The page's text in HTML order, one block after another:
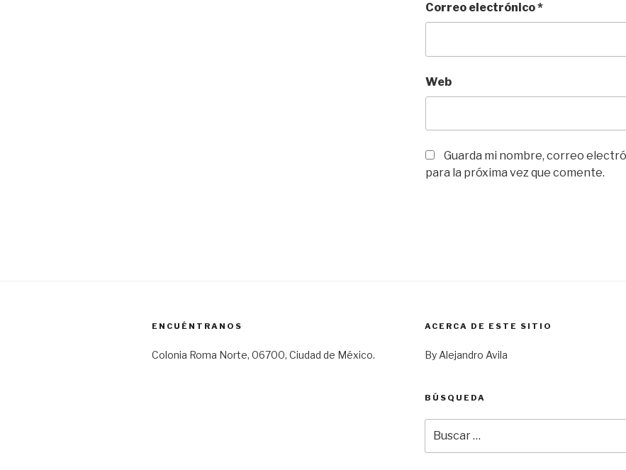
Correo electrónico*
Web
Guarda mi nombre, correo
para la próxima vez que comente.
ENCUÉNTRANOS
Colonia Roma Norte, 06700, Ciudad de México.
ACERCA DE ESTE SITIO
By Alejandro Avila
BÚSQUEDA
por: